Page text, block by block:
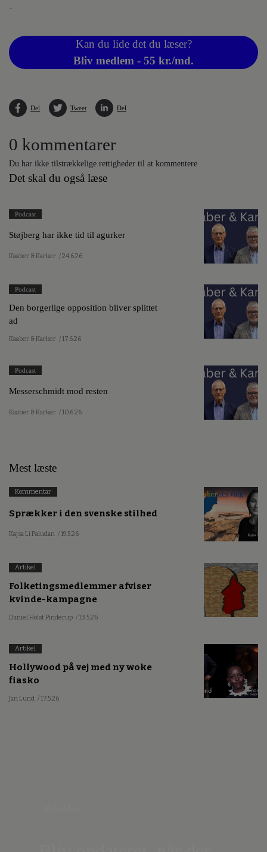
-
Kan du lide det du læser?
Bliv medlem - 55 kr./md.
Del Tweet Del
0 kommentarer
Du har ikke tilstrækkelige rettigheder til at kommentere
Det skal du også læse
Podcast
Støjberg har ikke tid til agurker
Kaaber & Karker / 24.6.26
Podcast
Den borgerlige opposition bliver splittet
ad
Kaaber & Karker / 17.6.26
Podcast
Messerschmidt mod resten
Kaaber & Karker / 10.6.26
Mest læste
Kommentar
Sprækker i den svenske stilhed
Kajsa Li Paludan / 19.5.26
Artikel
Folketingsmedlemmer afviser
kvinde-kampagne
Daniel Holst Pinderup / 13.5.26
Artikel
Hollywood på vej med ny woke
fiasko
Jan Lund / 17.5.26